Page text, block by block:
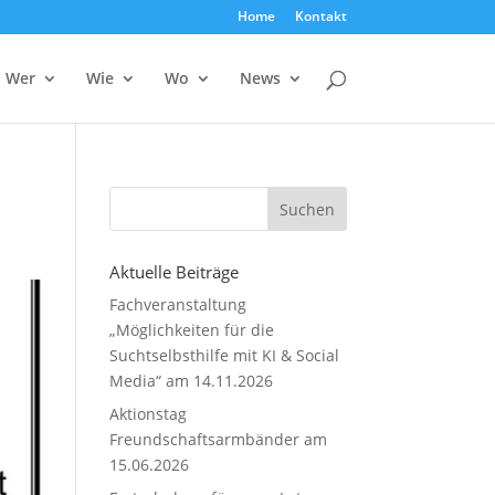
Home Kontakt
Wer Wie Wo News
Aktuelle Beiträge
Fachveranstaltung
„Möglichkeiten für die
Suchtselbsthilfe mit KI & Social
Media“ am 14.11.2026
Aktionstag
Freundschaftsarmbänder am
15.06.2026